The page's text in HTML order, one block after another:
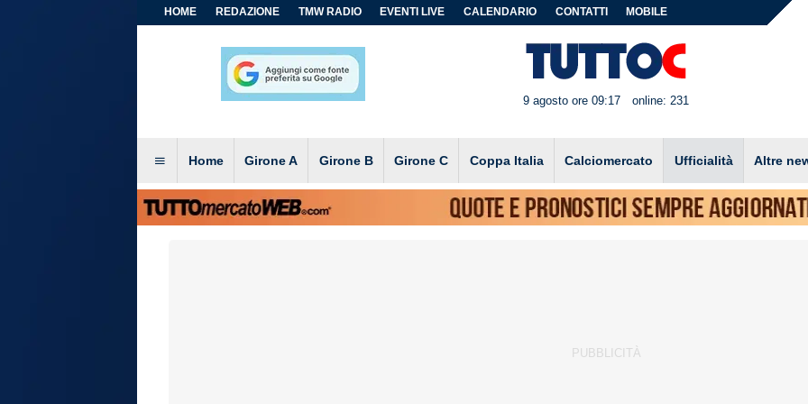
HOME REDAZIONE TMW RADIO EVENTI LIVE CALENDARIO CONTATTI MOBILE
9 agosto ore 09:17 online: 231
Home Girone A Girone B Girone C Coppa Italia Calciomercato Ufficialità Altre